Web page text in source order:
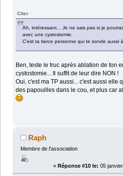
Citer
Ah, intéressant... Je ne sais pas si je
avec une cystostomie.
C'est ta tierce personne qui te sonde aussi
Ben, teste le truc après ablation de ton
cystostomie... Il suffit de leur dire NON !
Oui, c'est ma TP aussi... c'est aussi elle
des papouilles dans le cou, et plus car
Raph
Membre de l'association
« Réponse #10 le: 05